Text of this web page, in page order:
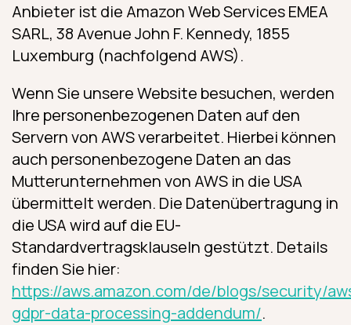
Anbieter ist die Amazon Web Services EMEA
SARL, 38 Avenue John F. Kennedy, 1855
Luxemburg (nachfolgend AWS).
Wenn Sie unsere Website besuchen, werden
Ihre personenbezogenen Daten auf den
Servern von AWS verarbeitet. Hierbei können
auch personenbezogene Daten an das
Mutterunternehmen von AWS in die USA
übermittelt werden. Die Datenübertragung in
die USA wird auf die EU-
Standardvertragsklauseln gestützt. Details
finden Sie hier:
https://aws.amazon.com/de/blogs/security/
gdpr-data-processing-addendum/.